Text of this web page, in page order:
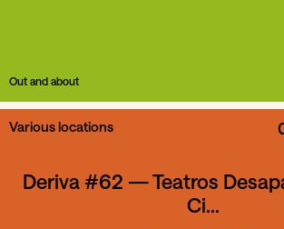
Out and about
Various locations
Deriva #62 — Teatros
Ci...